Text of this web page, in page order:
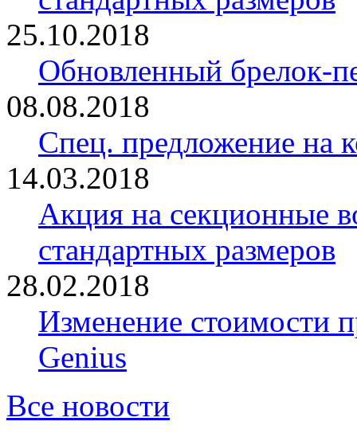
25.10.2018
Обновленный брелок-
08.08.2018
Спец. предложение на
14.03.2018
Акция на секционные
стандартных размеров
28.02.2018
Изменение стоимости
Genius
Все новости